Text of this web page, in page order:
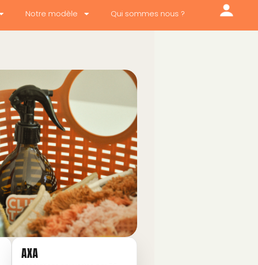
Notre modèle Qui sommes nous ?
AXA